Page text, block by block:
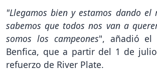
"Llegamos bien y estamos dando el
sabemos que todos nos van a
somos los campeones", añadió el
Benfica, que a partir del 1 de
refuerzo de River Plate.